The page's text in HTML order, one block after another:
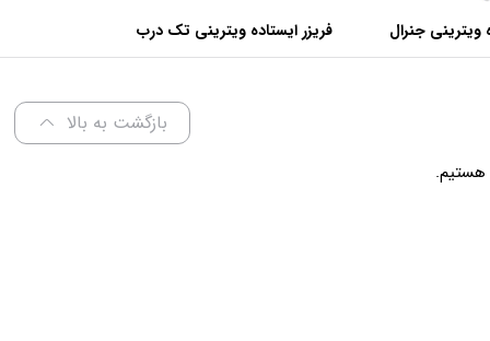
ویترینی جنرال
فریزر ایستاده ویترینی تک درب
عرض 70 سانتی متر
بازگشت به بالا